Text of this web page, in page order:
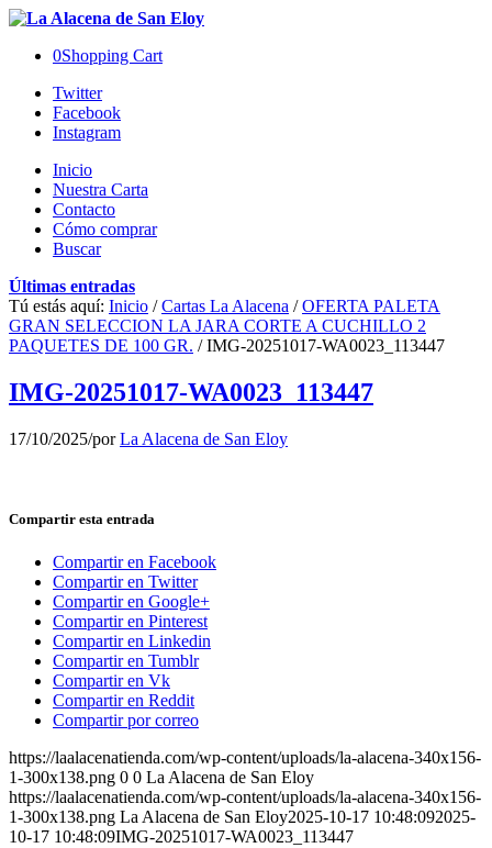
0Shopping Cart
Twitter
Facebook
Instagram
Inicio
Nuestra Carta
Contacto
Cómo comprar
Buscar
Últimas entradas
Tú estás aquí: Inicio / Cartas La Alacena / OFERTA PALETA
GRAN SELECCION LA JARA CORTE A CUCHILLO 2
PAQUETES DE 100 GR. / IMG-20251017-WA0023_113447
IMG-20251017-WA0023_113447
17/10/2025/porLa Alacena de San Eloy
Compartir esta entrada
Compartir en Facebook
Compartir en Twitter
Compartir en Google+
Compartir en Pinterest
Compartir en Linkedin
Compartir en Tumblr
Compartir en Vk
Compartir en Reddit
Compartir por correo
https://laalacenatienda.com/wp-content/uploads/la-alacena-340x156-
1-300x138.png 0 0 La Alacena de San Eloy
https://laalacenatienda.com/wp-content/uploads/la-alacena-340x156-
1-300x138.png La Alacena de San Eloy2025-10-17 10:48:092025-
10-17 10:48:09IMG-20251017-WA0023_113447